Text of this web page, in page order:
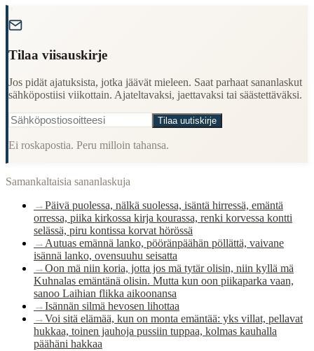
Tilaa viisauskirje
Jos pidät ajatuksista, jotka jäävät mieleen. Saat parhaat sananlaskut
sähköpostiisi viikottain. Ajateltavaksi, jaettavaksi tai säästettäväksi.
Tilaa uutiskirje
Ei roskapostia. Peru milloin tahansa.
Samankaltaisia sananlaskuja
→Päivä puolessa, nälkä suolessa, isäntä hirressä, emäntä
orressa, piika kirkossa kirja kourassa, renki korvessa kontti
selässä, piru kontissa korvat hörössä
→ Autuas emännä lanko, pööränpäähän pöllättä, vaivane
isännä lanko, ovensuuhu seisatta
→Oon mä niin koria, jotta jos mä tytär olisin, niin kyllä mä
Kuhnalas emäntänä olisin. Mutta kun oon piikaparka vaan,
sanoo Laihian flikka aikoonansa
→Isännän silmä hevosen lihottaa
→Voi sitä elämää, kun on monta emäntää: yks villat, pellavat
hukkaa, toinen jauhoja pussiin tuppaa, kolmas kauhalla
päähäni hakkaa